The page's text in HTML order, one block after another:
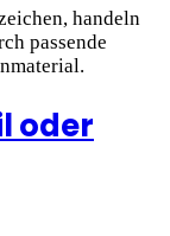
handeln
passende
oder